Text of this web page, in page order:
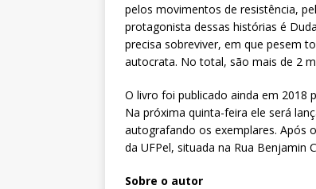
pelos movimentos de resistência,
protagonista dessas histórias é
precisa sobreviver, em que pesem
autocrata. No total, são mais de 2
O livro foi publicado ainda em 2018
Na próxima quinta-feira ele será
autografando os exemplares. Após
da UFPel, situada na Rua Benjamin
Sobre o autor